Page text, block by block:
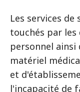
Les services
touchés par les
personnel ainsi
matériel
et
l'incapacité de